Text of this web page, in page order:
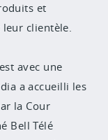
et
leur clientèle.
avec une
a accueilli les
la Cour
Bell Télé